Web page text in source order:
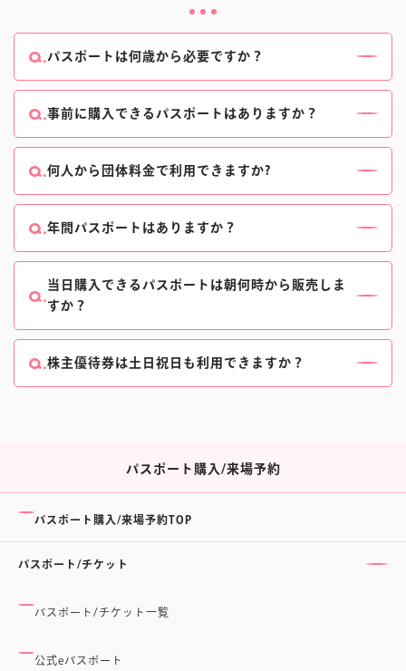
パスポートは何歳から必要ですか？
3歳のお客様からパスポートが必要です。
2歳以下のお子様は無料でお楽しみいただけます。
ア料金となります。
事前に購入できるパスポートはありますか？
ございます。
当日窓口で購入いただくよりもお得な公式eパスポー
ください。
何人から団体料金で利用できますか?
20名様以上の団体でのご来場で、一般団体様向け特
別料金が適用となります。
年間パスポートはありますか？
ございます。
年間パスポートについて、詳しくはこちらをご確認く
ださい。
当日購入できるパスポートは朝何時から販売しま
すか？
パークオープン30分前～販売いたします。
販売終了は閉館時間の90分前です。
株主優待券は土日祝日も利用できますか？
休館日にご注意ください。
パスポート購入/来場予約
パスポート購入/来場予約TOP
パスポート/チケット
パスポート/チケット一覧
公式eパスポート